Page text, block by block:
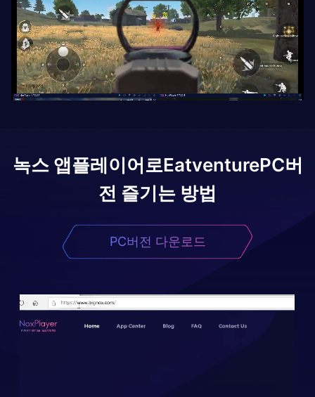
녹스 앱플레이어로EatventurePC버
전 즐기는 방법
PC버전 다운로드